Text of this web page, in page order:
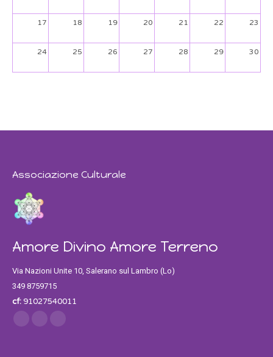
17 18 19 20 21 22 23
24 25 26 27 28 29 30
Associazione Culturale
Amore Divino Amore Terreno
Via Nazioni Unite 10, Salerano sul Lambro (Lo)
349 8759715
cf:91027540011
Find us on:
Facebook
TwitterInstagram